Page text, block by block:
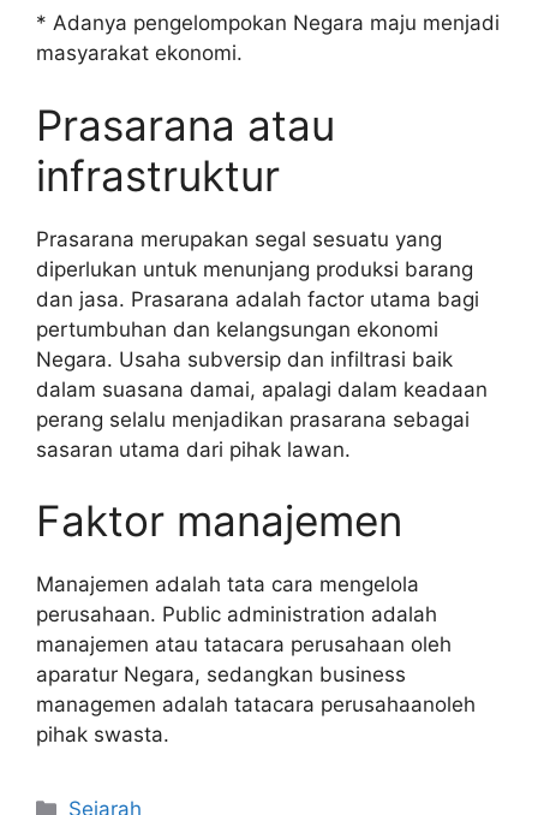
* Adanya pengelompokan Negara maju menjadi
masyarakat ekonomi.
Prasarana atau
infrastruktur
Prasarana merupakan segal sesuatu yang
diperlukan untuk menunjang produksi barang
dan jasa. Prasarana adalah factor utama bagi
pertumbuhan dan kelangsungan ekonomi
Negara. Usaha subversip dan infiltrasi baik
dalam suasana damai, apalagi dalam keadaan
perang selalu menjadikan prasarana sebagai
sasaran utama dari pihak lawan.
Faktor manajemen
Manajemen adalah tata cara mengelola
perusahaan. Public administration adalah
manajemen atau tatacara perusahaan oleh
aparatur Negara, sedangkan business
managemen adalah tatacara perusahaanoleh
pihak swasta.
Kategori
Sejarah